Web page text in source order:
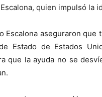
quien impulsó la
Escalona aseguraron que
Estado de Estados
que la ayuda no se